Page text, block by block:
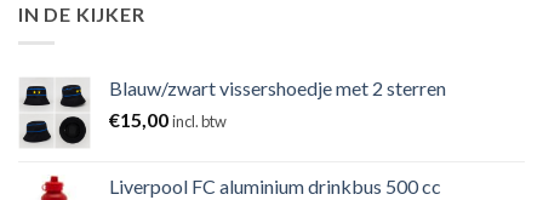
IN DE KIJKER
Blauw/zwart vissershoedje met 2 sterren
€15,00incl. btw
Liverpool FC aluminium drinkbus 500 cc